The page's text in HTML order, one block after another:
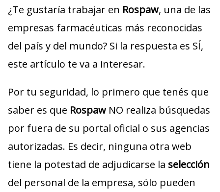
¿Te gustaría trabajar en Rospaw, una de las
empresas farmacéuticas más reconocidas
del país y del mundo? Si la respuesta es SÍ,
este artículo te va a interesar.
Por tu seguridad, lo primero que tenés que
saber es que Rospaw NO realiza búsquedas
por fuera de su portal oficial o sus agencias
autorizadas. Es decir, ninguna otra web
tiene la potestad de adjudicarse la selección
del personal de la empresa, sólo pueden